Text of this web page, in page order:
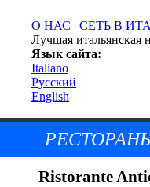
О НАС | СЕТЬ В
Лучшая итальянская
Язык сайта:
Italiano
Русский
English
Ristorante